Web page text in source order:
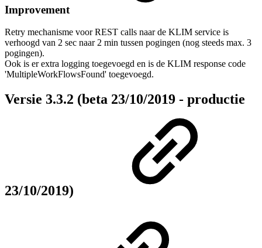
Improvement
Retry mechanisme voor REST calls naar de KLIM service is
verhoogd van 2 sec naar 2 min tussen pogingen (nog steeds max. 3
pogingen).
Ook is er extra logging toegevoegd en is de KLIM response code
'MultipleWorkFlowsFound' toegevoegd.
Versie 3.3.2 (beta 23/10/2019 - productie
23/10/2019)